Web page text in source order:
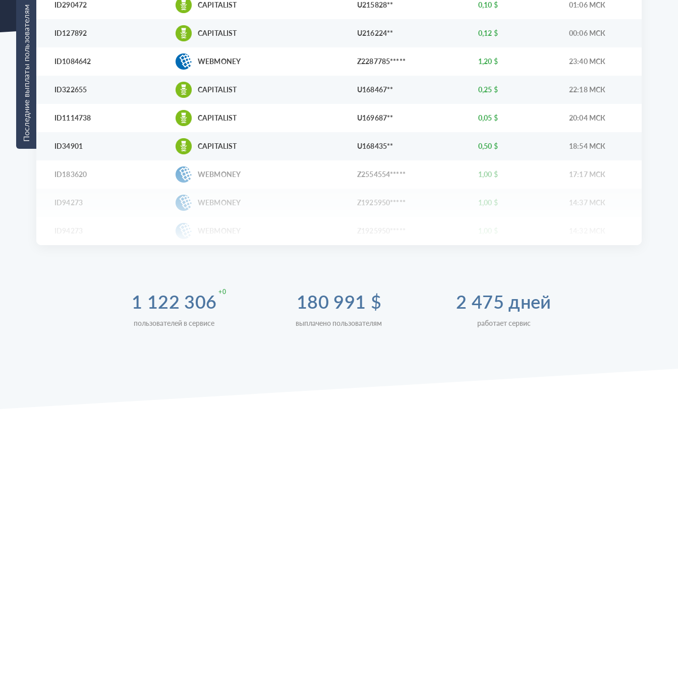
Последние выплаты пользователям ID290472 CAPITALIST U215828** 0,10 $ 01:06 МСК
ID127892 CAPITALIST U216224** 0,12 $ 00:06 МСК
ID1084642 WEBMONEY Z2287785***** 1,20 $ 23:40 МСК
ID322655 CAPITALIST U168467** 0,25 $ 22:18 МСК
ID1114738 CAPITALIST U169687** 0,05 $ 20:04 МСК
ID34901 CAPITALIST U168435** 0,50 $ 18:54 МСК
ID183620 WEBMONEY Z2554554***** 1,00 $ 17:17 МСК
ID94273 WEBMONEY Z1925950***** 1,00 $ 14:37 МСК
1,00 $
1 122 306 +0
пользователей в сервисе
180 991 $
выплачено пользователям
2 475 дней
работает сервис